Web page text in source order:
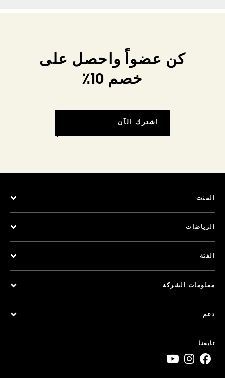
كن عضواً واحصل على
خصم 10٪
اشترك الآن
المنت
الرياضات
الفئة
معلومات الشركة
دعم
تابعنا